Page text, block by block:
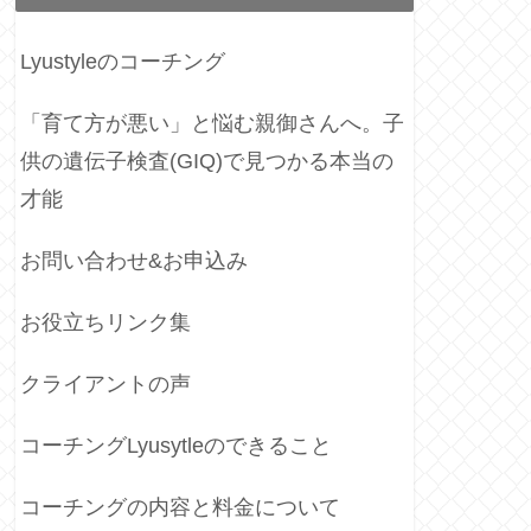
Lyustyleのコーチング
「育て方が悪い」と悩む親御さんへ。子
供の遺伝子検査(GIQ)で見つかる本当の
才能
お問い合わせ&お申込み
お役立ちリンク集
クライアントの声
コーチングLyusytleのできること
コーチングの内容と料金について